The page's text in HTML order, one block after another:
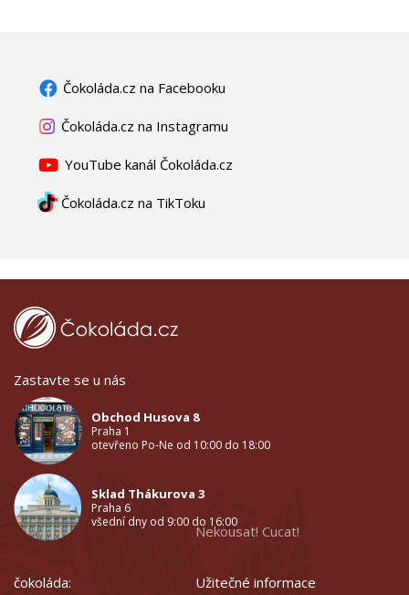
Čokoláda.cz na Facebooku
Čokoláda.cz na Instagramu
YouTube kanál Čokoláda.cz
Čokoláda.cz na TikToku
Zastavte se u nás
Obchod Husova 8
Praha 1
otevřeno Po-Ne od 10:00 do 18:00
Sklad Thákurova 3
Praha 6
všední dny od 9:00 do 16:00
čokoláda:
Nekousat! Cucat!
Užitečné informace